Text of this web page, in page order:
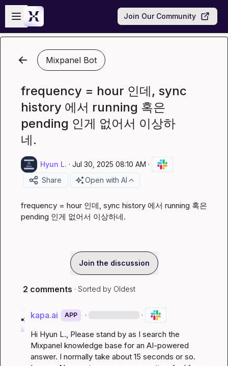
Skip to main content
Open sidebar
Join Our Community
Mixpanel Bot
frequency = hour 인데, sync
history 에서 running 혹은
pending 인게 없어서 이상하
네.
Hyun L. · Jul 30, 2025 08:10 AM ·
Share
Open with AI
frequency = hour 인데, sync history 에서 running 혹은
pending 인게 없어서 이상하네.
Join the discussion
2 comments · Sorted by Oldest
kapa.ai APP · ·
Hi Hyun L., Please stand by as I search the
Mixpanel knowledge base for an AI-powered
answer. I normally take about 15 seconds or so.